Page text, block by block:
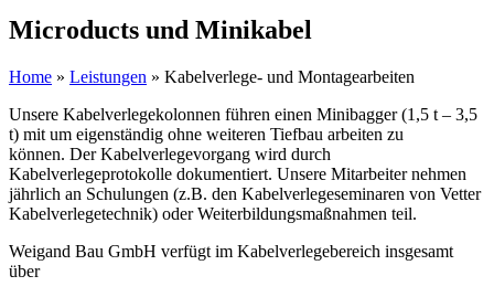
Microducts und Minikabel
Home » Leistungen » Kabelverlege- und Montagearbeiten
Unsere Kabelverlegekolonnen führen einen Minibagger (1,5 t – 3,5
t) mit um eigenständig ohne weiteren Tiefbau arbeiten zu
können. Der Kabelverlegevorgang wird durch
Kabelverlegeprotokolle dokumentiert. Unsere Mitarbeiter nehmen
jährlich an Schulungen (z.B. den Kabelverlegeseminaren von Vetter
Kabelverlegetechnik) oder Weiterbildungsmaßnahmen teil.
Weigand Bau GmbH verfügt im Kabelverlegebereich insgesamt
über